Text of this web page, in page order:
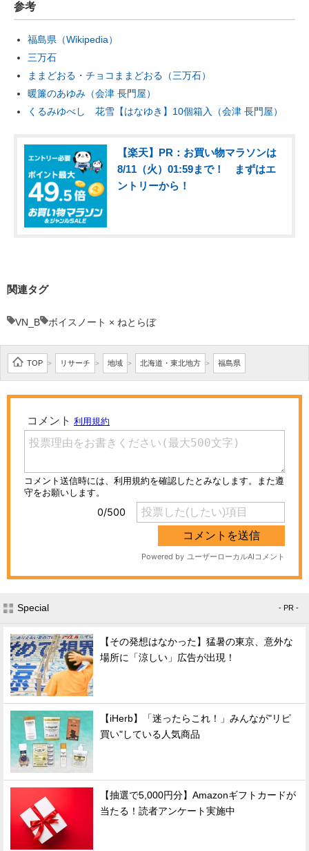
参考
福島県（Wikipedia）
三万石
ままどおる・チョコままどおる（三万石）
暖簾のあゆみ（会津 長門屋）
くるみゆべし 花雪【はなゆき】10個箱入（会津 長門屋）
【楽天】PR：お買い物マラソンは
8/11（火）01:59まで！ まずはエ
ントリーから！
関連タグ
VN_B ボイスノート × ねとらぼ
TOP > リサーチ > 地域 > 北海道・東北地方 > 福島県
Special - PR -
【その発想はなかった】猛暑の東京、意外な
場所に「涼しい」広告が出現！
【iHerb】「迷ったらこれ！」みんなが"リピ
買い"している人気商品
【抽選で5,000円分】Amazonギフトカードが
当たる！読者アンケート実施中